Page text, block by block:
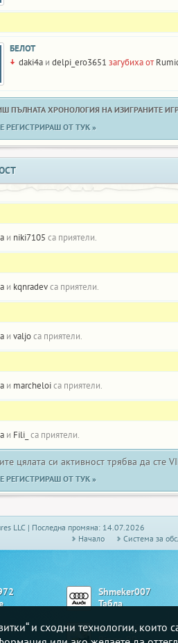
БЕЛОТ
daki4a и delpi_ero3651 загубиха от
ПЪЛНАТА ХРОНОЛОГИЯ НА ИЗИГРАНИТЕ
РЕГИСТРИРАШ ОТ ТУК »
и niki7105 са приятели.
и kqnradevса приятели.
и valjoса приятели.
и marcheloiса приятели.
и Fili_ са приятели.
цялата си активност трябва да сте
РЕГИСТРИРАШ ОТ ТУК »
и сходни технологии,
LLC | Последна промяна: 14.07.2026
Начало
Системa за
Shmeker007
Табла
getman_59
Bingo 90